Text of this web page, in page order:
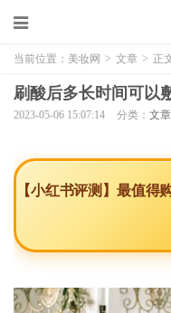
当前位置： 美妆网 > 文章 > 正
刷酸后多长时间可以
2023-05-06 15:07:14 分类： 文章
【小红书评测】最值得